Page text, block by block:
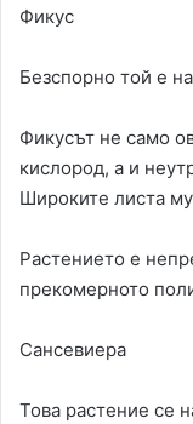
Фикус
Безспорно той е
Фикусът не само
кислород, а и
Широките листа
Растението е
прекомерното
Сансевиера
Това растение се